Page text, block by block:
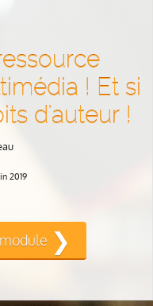
! Et si
d'auteur !
2019